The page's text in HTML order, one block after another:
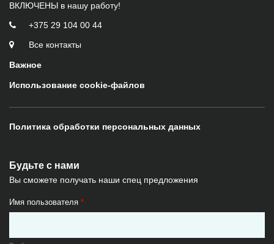
ВКЛЮЧЕНЫ в нашу работу!
+375 29 104 00 44
Все контакты
Важное
Использование cookie-файлов
Политика обработки персональных данных
Будьте с нами
Вы сможете получать наши спец предложения
Имя пользователя *